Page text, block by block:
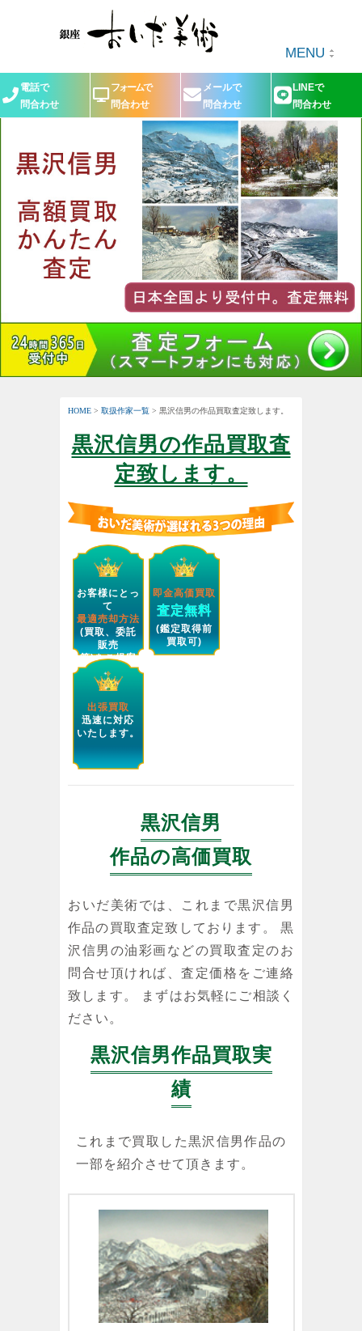
MENU
電話で
問合わせ
フォームで
問合わせ
メールで
問合わせ
LINEで
問合わせ
HOME > 取扱作家一覧 > 黒沢信男の作品買取査定致します。
黒沢信男の作品買取査
定致します。
お客様にとっ
て
最適売却方法
(買取、委託
販売
等)をご提案
します。
即金高価買取
査定無料
(鑑定取得前
買取可)
出張買取
迅速に対応
いたします。
黒沢信男
作品の高価買取
おいだ美術では、これまで黒沢信男
作品の買取査定致しております。 黒
沢信男の油彩画などの買取査定のお
問合せ頂ければ、査定価格をご連絡
致します。 まずはお気軽にご相談く
ださい。
黒沢信男作品買取実
績
これまで買取した黒沢信男作品の
一部を紹介させて頂きます。